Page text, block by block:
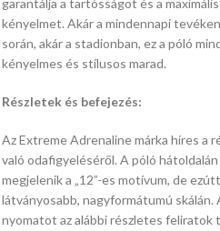
garantálja a tartósságot és a maximális
kényelmet. Akár a mindennapi
során, akár a stadionban, ez a póló
kényelmes és stílusos marad.
Részletek és befejezés:
Az Extreme Adrenaline márka híres a
való odafigyeléséről. A póló
megjelenik a „12”-es motívum, de
látványosabb, nagyformátumú skálán.
nyomatot az alábbi részletes feliratok